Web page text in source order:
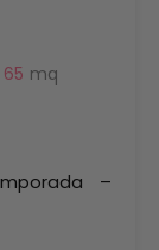
65 mq
–